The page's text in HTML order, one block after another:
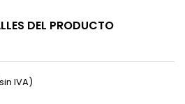
DEL PRODUCTO
IVA)